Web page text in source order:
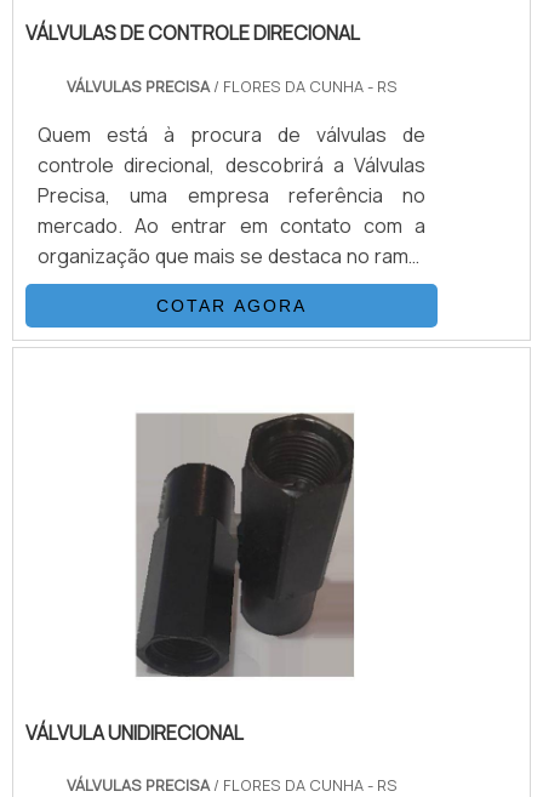
VÁLVULAS DE CONTROLE DIRECIONAL
VÁLVULAS PRECISA/ FLORES DA CUNHA - RS
Quem está à procura de válvulas de
controle direcional, descobrirá a Válvulas
Precisa, uma empresa referência no
mercado. Ao entrar em contato com a
organização que mais se destaca no ramo,
o cliente receberá um suporte completo
para sanar eventuais dúvidas sobre o
produto a ser adquirido.MAIS
CONTROLE DIRECIONALQuem quer
encontrar válvulas de controle direcional
em uma empresa que preza pela
segurança, enc...
COTAR AGORA
VÁLVULA UNIDIRECIONAL
VÁLVULAS PRECISA/ FLORES DA CUNHA - RS